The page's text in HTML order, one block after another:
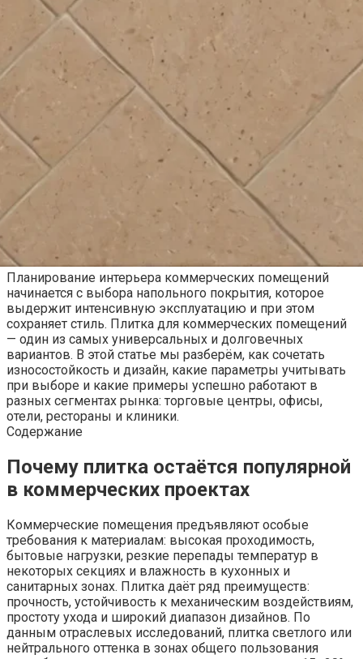
Планирование интерьера коммерческих помещений
начинается с выбора напольного покрытия, которое
выдержит интенсивную эксплуатацию и при этом
сохраняет стиль. Плитка для коммерческих помещений
— один из самых универсальных и долговечных
вариантов. В этой статье мы разберём, как сочетать
износостойкость и дизайн, какие параметры учитывать
при выборе и какие примеры успешно работают в
разных сегментах рынка: торговые центры, офисы,
отели, рестораны и клиники.
Содержание
Почему плитка остаётся популярной
в коммерческих проектах
Коммерческие помещения предъявляют особые
требования к материалам: высокая проходимость,
бытовые нагрузки, резкие перепады температур в
некоторых секциях и влажность в кухонных и
санитарных зонах. Плитка даёт ряд преимуществ:
прочность, устойчивость к механическим воздействиям,
простоту ухода и широкий диапазон дизайнов. По
данным отраслевых исследований, плитка светлого или
нейтрального оттенка в зонах общего пользования